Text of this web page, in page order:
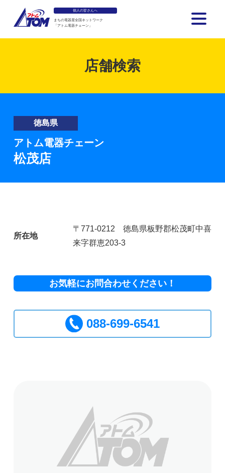
個人の皆さんへ
まちの電器屋全国ネットワーク
「アトム電器チェーン」
店舗検索
徳島県
アトム電器チェーン
松茂店
所在地
〒771-0212 徳島県板野郡松茂町中喜
来字群恵203-3
お気軽にお問合わせください！
088-699-6541